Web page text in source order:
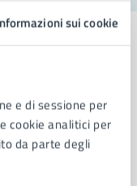
sui cookie
e di sessione per
cookie analitici per
da parte degli